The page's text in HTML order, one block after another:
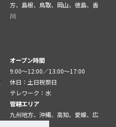
方、島根、鳥取、岡山、徳島、香
川
オープン時間
9:00～12:00／13:00～17:00
休日：土日祝祭日
テレワーク：水
管轄エリア
九州地方、沖縄、高知、愛媛、広